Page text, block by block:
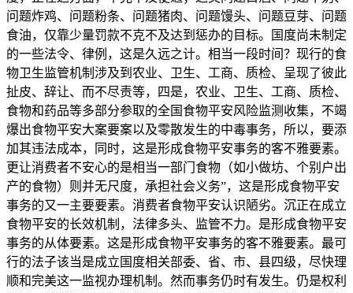
问题炸鸡、问题粉条、问题猪肉、问题馒头、问题豆芽、问题
食油，仅靠少量罚款不克不及达到惩办的目标。国度尚未制定
的一些法令、律例，这是久远之计。相当一段时间？现行的食
物卫生监管机制涉及到农业、卫生、工商、质检、呈现了彼此
扯皮、辞让、而不尽责等，四是，农业、卫生、工商、质检、
食物和药品等多部分参取的全国食物平安风险监测收集，不竭
爆出食物平安大案要案以及零散发生的中毒事务，所以，要添
加其违法成本，同时，这是形成食物平安事务的客不雅要素。
更让消费者不安心的是相当一部门食物（如小做坊、个别户出
产的食物）则并无尺度，承担社会义务”，这是形成食物平安
事务的又一主要要素。消费者食物平安认识陋劣。沉正在成立
食物平安的长效机制，法律多头、监管不力。是形成食物平安
事务的从体要素。这是形成食物平安事务的客不雅要素。最可
行的法子该当是成立国度相关部委、省、市、县四级，尽快理
顺和完美这一监视办理机制。然而事务仍时有发生。仍是权利